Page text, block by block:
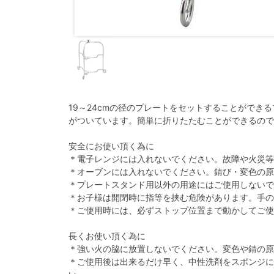
19～24cmの径のプレートをセットすることができ
がついています。簡単に折りたたむことができるの
安全にお使い頂く為に
＊電子レンジには入れないでください。故障や火災
＊オーブンには入れないでください。錆び・変色の
＊プレートスタンド用以外の用途にはご使用しない
＊お子様は開閉時に指等を挟む危険があります。手
＊ご使用時には、必ずストップ位置まで動かしてご
長くお使い頂く為に
＊強い火の脇に放置しないでください。変色や錆の
＊ご使用後は出来るだけ早く、中性洗剤をスポンジ